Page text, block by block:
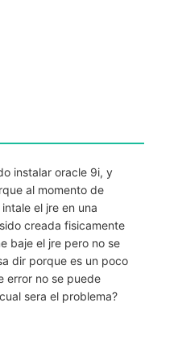
instalar oracle 9i, y
al momento de
el jre en una
creada fisicamente
baje el jre pero no se
dir porque es un poco
error no se puede
sera el problema?